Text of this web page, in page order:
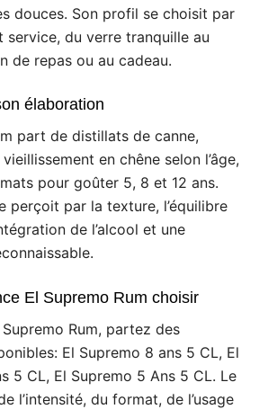
douces. Son profil se choisit par
du verre tranquille au
de repas ou au cadeau.
élaboration
part de distillats de canne,
en chêne selon l’âge,
pour goûter 5, 8 et 12 ans.
perçoit par la texture, l’équilibre
de l’alcool et une
El Supremo Rum choisir
Rum, partez des
El Supremo 8 ans 5 CL, El
5 CL, El Supremo 5 Ans 5 CL. Le
l’intensité, du format, de l’usage